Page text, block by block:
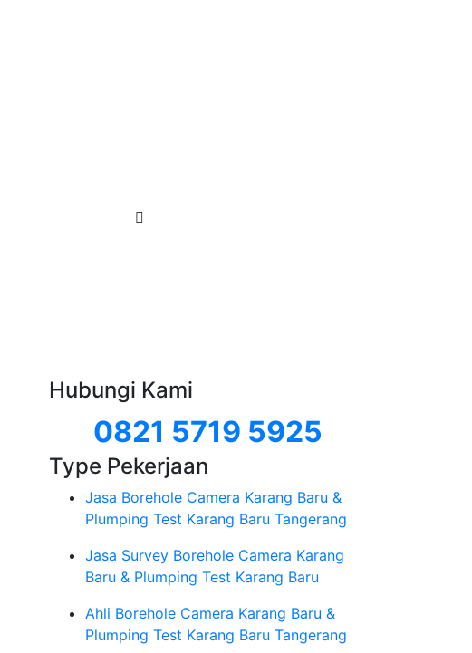
Hubungi Kami
0821 5719 5925
Type Pekerjaan
Jasa Borehole Camera Karang Baru &
Plumping Test Karang Baru Tangerang
Jasa Survey Borehole Camera Karang
Baru & Plumping Test Karang Baru
Ahli Borehole Camera Karang Baru &
Plumping Test Karang Baru Tangerang